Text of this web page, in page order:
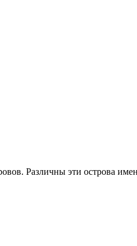
Различны эти острова